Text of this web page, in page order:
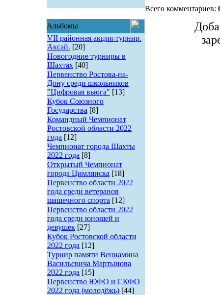
Альбомы
VII районная акция-турнир.
Аксай. [20]
Новогодние турниры в
Шахтах [40]
Первенство Ростова-на-
Дону среди школьников
"Цифровая вьюга" [13]
Кубок Союзного
Государства [8]
Командный Чемпионат
Ростовской области 2022
года [12]
Чемпионат города Шахты
2022 года [8]
Открытый Чемпионат
города Цимлянска [18]
Первенство области 2022
года среди ветеранов
шашечного спорта [12]
Первенство области 2022
года среди юношей и
девушек [27]
Кубок Ростовской области
2022 года [12]
Турнир памяти Вениамина
Васильевича Мартынова
2022 года [15]
Первенство ЮФО и СКФО
2022 года (молодёжь) [44]
Всего комментариев: